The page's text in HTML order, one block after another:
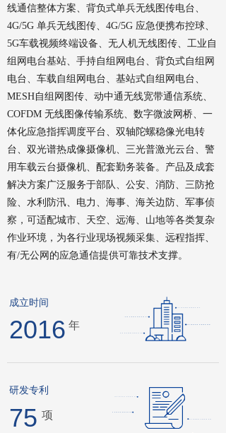
2016
75
线通信整体方案、背负式单兵无线图传电台、
4G/5G 单兵无线图传、4G/5G 应急便携布控球、
5G车载视频终端设备、无人机无线图传、工业自
组网电台基站、手持自组网电台、背负式自组网
电台、车载自组网电台、基站式自组网电台、
MESH自组网图传、动中通无线宽带通信系统、
COFDM 无线图像传输系统、数字微波网桥、一
体化应急指挥调度平台、双轴陀螺稳像光电转
台、双光谱热成像摄像机、三光普激光云台、警
用车载云台摄像机、配套勤务装备。产品及成套
解决方案广泛服务于部队、公安、消防、三防抢
险、水利防汛、电力、海事、海关边防、军事侦
察，可适配城市、天空、远海、山地等各类复杂
作业环境，为各行业现场视频采集、远程指挥、
有/无公网的应急通信提供可靠技术支撑。
成立时间
年
研发专利
项